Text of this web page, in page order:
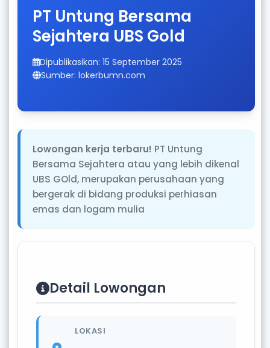
PT Untung Bersama
Sejahtera UBS Gold
Dipublikasikan: 15 September 2025
Sumber: lokerbumn.com
Lowongan kerja terbaru! PT Untung
Bersama Sejahtera atau yang lebih dikenal
UBS GOld, merupakan perusahaan yang
bergerak di bidang produksi perhiasan
emas dan logam mulia
Detail Lowongan
LOKASI